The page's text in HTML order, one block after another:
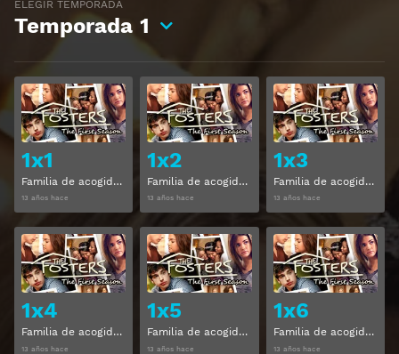
ELEGIR TEMPORADA
Temporada 1
1x1
Familia de acogida Temporada 1 Capitulo 1
13 años hace
Ver
1x2
Familia de acogida Temporada 1 Capitulo 2
13 años hace
Ver
1x3
Familia de acogida Temporada 1 Capitulo 3
13 años hace
1x4
Familia de acogida Temporada 1 Capitulo 4
13 años hace
Ver
1x5
Familia de acogida Temporada 1 Capitulo 5
13 años hace
Ver
1x6
Familia de acogida Temporada 1 Capitulo 6
13 años hace